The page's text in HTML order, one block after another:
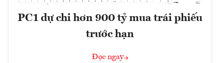
PC1 dự chi hơn 900 tỷ mua trái phiếu
trước hạn
Đọc ngay